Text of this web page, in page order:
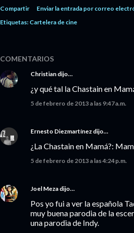
Compartir
Enviar la entrada por correo
Etiquetas: Cartelera de cine
COMENTARIOS
Christian dijo…
¿y qué tal la Chastain en
5 de febrero de 2013 a las 9:47 a.m.
Ernesto Diezmartínez dijo…
¿La Chastain en Mamá?:
5 de febrero de 2013 a las 4:24 p.m.
Joel Meza dijo…
Pos yo fui a ver la española
muy buena parodia de la
una parodia de Indy.